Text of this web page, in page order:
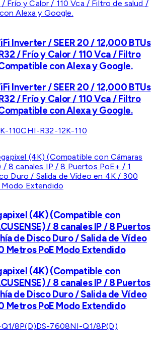
Inverter / SEER 20 / 12,000 BTUs
/ Frío y Calor / 110 Vca / Filtro
con Alexa y Google.
Inverter / SEER 20 / 12,000 BTUs
/ Frío y Calor / 110 Vca / Filtro
con Alexa y Google.
110CHI-R32-12K-110
(4K) (Compatible con
/ 8 canales IP / 8 Puertos
de Disco Duro / Salida de Vídeo
Metros PoE Modo Extendido
(4K) (Compatible con
/ 8 canales IP / 8 Puertos
de Disco Duro / Salida de Vídeo
Metros PoE Modo Extendido
8P(D)DS-7608NI-Q1/8P(D)